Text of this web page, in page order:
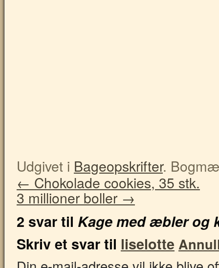
Udgivet i Bageopskrifter.
← Chokolade cookies, 35 stk.
3 millioner boller →
2 svar til Kage med æbler og
Skriv et svar til liselotte